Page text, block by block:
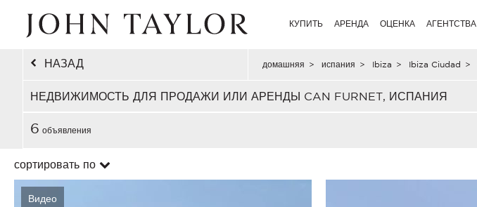
КУПИТЬ АРЕНДА ОЦЕНКА АГЕНТСТВА
НАЗАД домашняя > испания > Ibiza > Ibiza Ciudad >
НЕДВИЖИМОСТЬ ДЛЯ ПРОДАЖИ ИЛИ АРЕНДЫ CAN FURNET, ИСПАНИЯ
6 объявления
сортировать по
Видео